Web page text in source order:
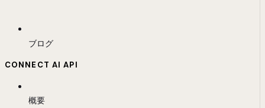
ブログ
CONNECT AI API
概要